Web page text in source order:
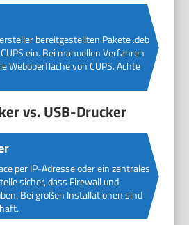
bereitgestellten Pakete .deb
ein. Bei manuellen Verfahren
Weboberfläche von CUPS. Achte
vs. USB-Drucker
per IP-Adresse oder ein zentrales
sicher, dass Firewall und
Bei großen Installationen sind